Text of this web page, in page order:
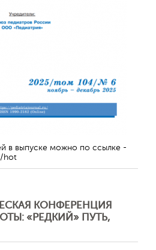
в выпуске можно по ссылке -
hot
КОНФЕРЕНЦИЯ
«РЕДКИЙ» ПУТЬ,
Отправить